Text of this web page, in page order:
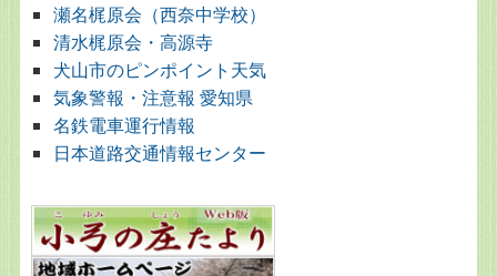
瀬名梶原会（西奈中学校）
清水梶原会・高源寺
犬山市のピンポイント天気
気象警報・注意報 愛知県
名鉄電車運行情報
日本道路交通情報センター